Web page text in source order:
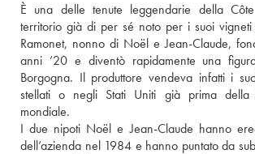
È una delle tenute leggendarie della
territorio già di per sé noto per i suoi vigneti
Ramonet, nonno di Noël e Jean-Claude,
anni ’20 e diventò rapidamente una
Borgogna. Il produttore vendeva infatti i
stellati o negli Stati Uniti già prima della
mondiale.
I due nipoti Noël e Jean-Claude hanno
dell’azienda nel 1984 e hanno puntato da